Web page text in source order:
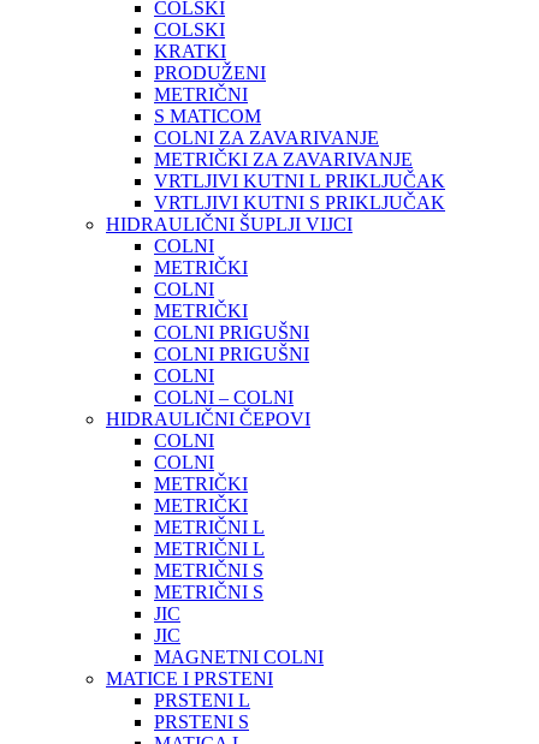
COLSKI
COLSKI
KRATKI
PRODUŽENI
METRIČNI
S MATICOM
COLNI ZA ZAVARIVANJE
METRIČKI ZA ZAVARIVANJE
VRTLJIVI KUTNI L PRIKLJUČAK
VRTLJIVI KUTNI S PRIKLJUČAK
HIDRAULIČNI ŠUPLJI VIJCI
COLNI
METRIČKI
COLNI
METRIČKI
COLNI PRIGUŠNI
COLNI PRIGUŠNI
COLNI
COLNI – COLNI
HIDRAULIČNI ČEPOVI
COLNI
COLNI
METRIČKI
METRIČKI
METRIČNI L
METRIČNI L
METRIČNI S
METRIČNI S
JIC
JIC
MAGNETNI COLNI
MATICE I PRSTENI
PRSTENI L
PRSTENI S